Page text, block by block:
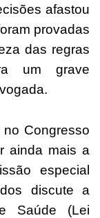
afastou
provadas
das regras
um grave
Congresso
ainda mais a
especial
discute a
Saúde (Lei